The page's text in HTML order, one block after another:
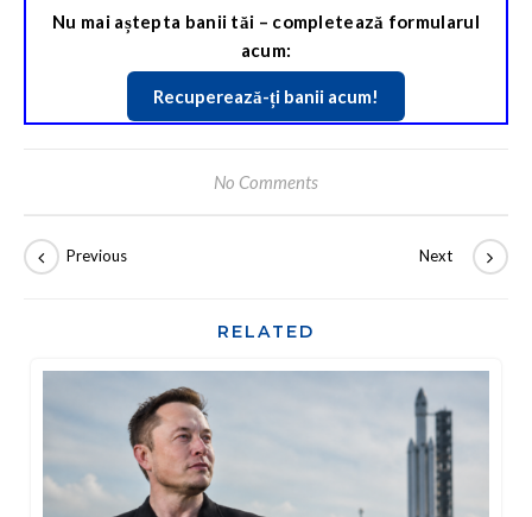
Nu mai aștepta banii tăi – completează formularul
acum:
Recuperează-ți banii acum!
No Comments
RELATED